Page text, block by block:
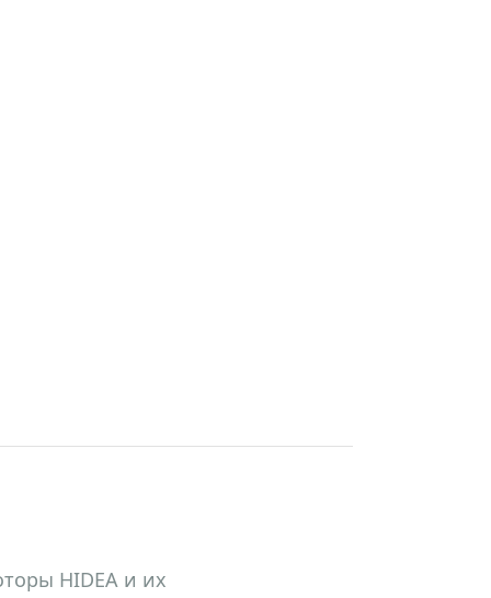
HIDEA и их